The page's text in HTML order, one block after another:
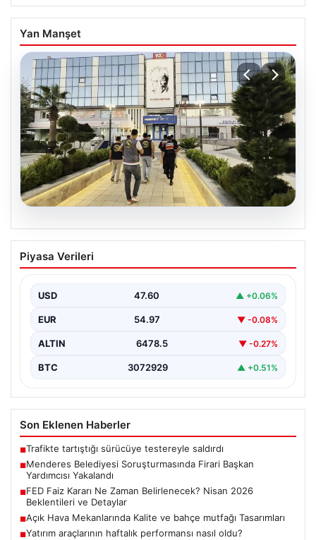
Yan Manşet
05.08.2026
Menderes Belediyesi Soruşturmasında
Firari Başkan Yardımcısı Yakalandı
soruşturma kapsamında, Belediye Başkan Yardımcısı
Rüzgar Sönmez,…
Piyasa Verileri
USD 47.60 ▲ +0.06%
EUR 54.97 ▼ -0.08%
ALTIN 6478.5 ▼ -0.27%
BTC 3072929 ▲ +0.51%
Son Eklenen Haberler
■Trafikte tartıştığı sürücüye testereyle saldırdı
■Menderes Belediyesi Soruşturmasında Firari Başkan
Yardımcısı Yakalandı
■FED Faiz Kararı Ne Zaman Belirlenecek? Nisan 2026
Beklentileri ve Detaylar
■Açık Hava Mekanlarında Kalite ve bahçe mutfağı Tasarımları
■Yatırım araçlarının haftalık performansı nasıl oldu?